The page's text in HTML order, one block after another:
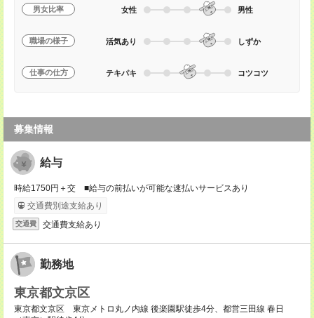
男女比率 女性 男性
職場の様子 活気あり しずか
仕事の仕方 テキパキ コツコツ
募集情報
給与
時給1750円＋交 ■給与の前払いが可能な速払いサービスあり
交通費別途支給あり
交通費 交通費支給あり
勤務地
東京都文京区
東京都文京区 東京メトロ丸ノ内線 後楽園駅徒歩4分、都営三田線 春日